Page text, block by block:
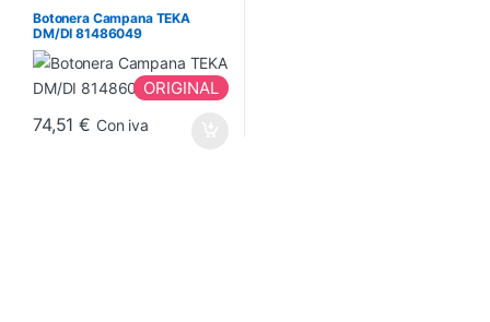
Botonera Campana TEKA
DM/DI 81486049
ORIGINAL
74,51€ Con iva